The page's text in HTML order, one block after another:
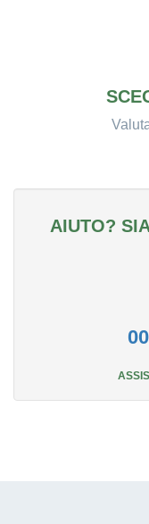
AIUTO?